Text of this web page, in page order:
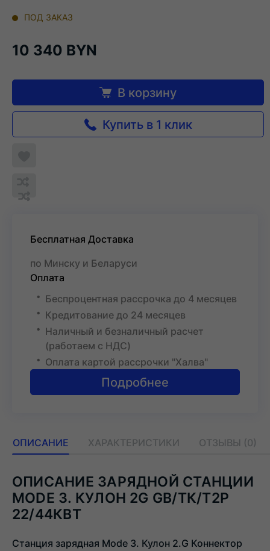
ПОД ЗАКАЗ
10 340 BYN
В корзину
Купить в 1 клик
желаемого
Обновляю
Добавить
сравнения
Бесплатная Доставка
по Минску и Беларуси
Оплата
Беспроцентная рассрочка до 4 месяцев
Кредитование до 24 месяцев
Наличный и безналичный расчет
(работаем с НДС)
Оплата картой рассрочки "Халва"
Подробнее
ОПИСАНИЕ ХАРАКТЕРИСТИКИ ОТЗЫВЫ (0)
ОПИСАНИЕ ЗАРЯДНОЙ СТАНЦИИ
MODE 3. КУЛОН 2G GB/TК/Т2Р
22/44КВТ
Станция зарядная Mode 3. Кулон 2.G Коннектор